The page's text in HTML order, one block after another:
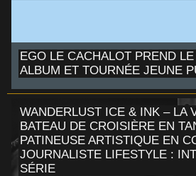
EGO LE CACHALOT PREND
ALBUM ET TOURNÉE JEUNE
WANDERLUST ICE & INK – LA
BATEAU DE CROISIÈRE EN
PATINEUSE ARTISTIQUE EN
JOURNALISTE LIFESTYLE :
SÉRIE